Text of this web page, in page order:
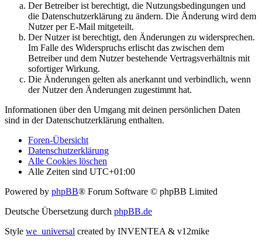
Der Betreiber ist berechtigt, die Nutzungsbedingungen und
die Datenschutzerklärung zu ändern. Die Änderung wird dem
Nutzer per E-Mail mitgeteilt.
Der Nutzer ist berechtigt, den Änderungen zu widersprechen.
Im Falle des Widerspruchs erlischt das zwischen dem
Betreiber und dem Nutzer bestehende Vertragsverhältnis mit
sofortiger Wirkung.
Die Änderungen gelten als anerkannt und verbindlich, wenn
der Nutzer den Änderungen zugestimmt hat.
Informationen über den Umgang mit deinen persönlichen Daten
sind in der Datenschutzerklärung enthalten.
Foren-Übersicht
Datenschutzerklärung
Alle Cookies löschen
Alle Zeiten sind UTC+01:00
Powered by phpBB® Forum Software © phpBB Limited
Deutsche Übersetzung durch phpBB.de
Style we_universal created by INVENTEA & v12mike